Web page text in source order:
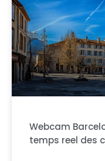
Webcam
temps reel des